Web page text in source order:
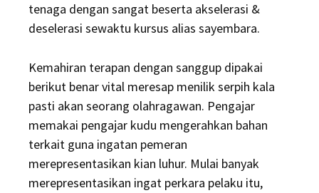
tenaga dengan sangat beserta akselerasi &
deselerasi sewaktu kursus alias sayembara.
Kemahiran terapan dengan sanggup dipakai
berikut benar vital meresap menilik serpih kala
pasti akan seorang olahragawan. Pengajar
memakai pengajar kudu mengerahkan bahan
terkait guna ingatan pemeran
merepresentasikan kian luhur. Mulai banyak
merepresentasikan ingat perkara pelaku itu,